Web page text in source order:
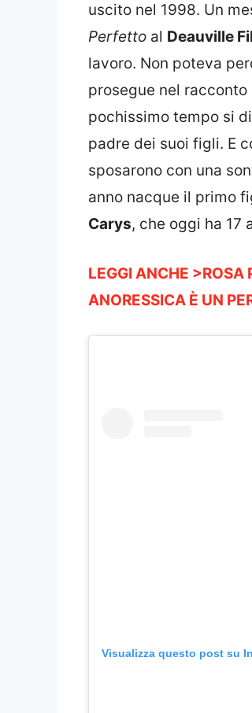
uscito nel 1998. Un
Perfetto al Deauville
lavoro. Non poteva
prosegue nel
pochissimo tempo si
padre dei suoi figli. E
sposarono con una
anno nacque il primo
Carys, che oggi ha 17
LEGGI ANCHE >ROSA
ANORESSICA È UN
Visualizza questo post su